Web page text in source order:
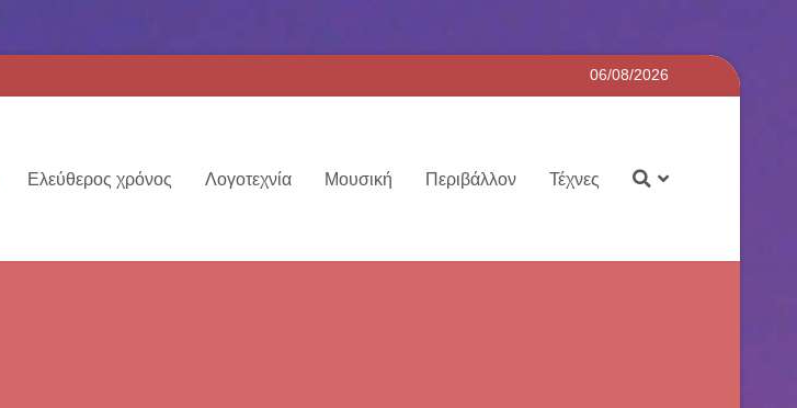
06/08/2026
Ελεύθερος χρόνος Λογοτεχνία Μουσική Περιβάλλον Τέχνες